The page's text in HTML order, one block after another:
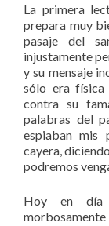
La primera
prepara muy
pasaje del
injustamente
y su mensaje
sólo era física
contra su
palabras del
espiaban mis
cayera,
podremos
Hoy en día